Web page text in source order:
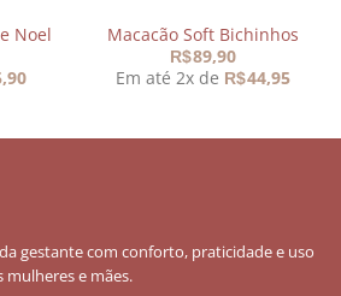
Noel Macacão Soft Bichinhos
R$89,90
Em até 2x de R$44,95
gestante com conforto, praticidade e uso
e mães.